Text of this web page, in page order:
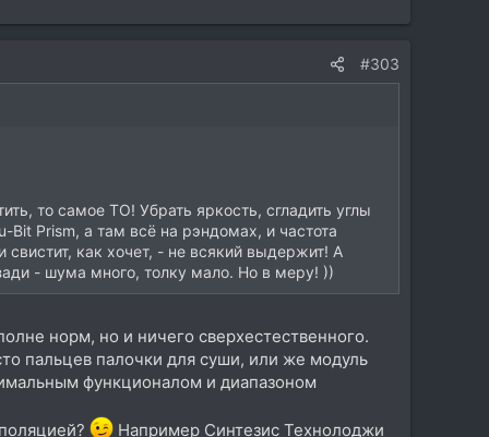
#303
то самое ТО! Убрать яркость, сгладить углы
Prism, а там всё на рэндомах, и частота
свистит, как хочет, - не всякий выдержит! А
- шума много, толку мало. Но в меру! ))
норм, но и ничего сверхестественного.
пальцев палочки для суши, или же модуль
функционалом и диапазоном
Например Синтезис Технолоджи